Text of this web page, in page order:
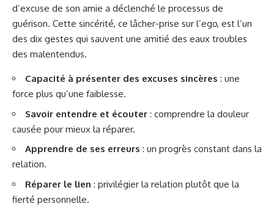
d’excuse de son amie a déclenché le processus de
guérison. Cette sincérité, ce lâcher-prise sur l’ego, est l’un
des dix gestes qui sauvent une amitié des eaux troubles
des malentendus.
Capacité à présenter des excuses sincères : une
force plus qu’une faiblesse.
Savoir entendre et écouter : comprendre la douleur
causée pour mieux la réparer.
Apprendre de ses erreurs : un progrès constant dans la
relation.
Réparer le lien : privilégier la relation plutôt que la
fierté personnelle.